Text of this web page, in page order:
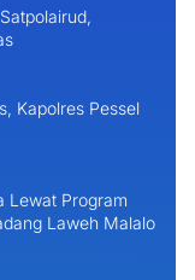
Kapolres Pessel
Lewat Program
Laweh Malalo